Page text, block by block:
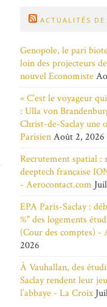
ACTUALITÉS DE
Genopole, le pari
loin des projecteurs
nouvel Economiste
« C’est le voyageur
: Ulla von
Christ-de-Saclay une
ParisienAoût 2, 2026
Recrutement spatial :
deeptech française
- Aerocontact.com
EPA Paris-Saclay :
%" des logements
(Cour des comptes) -
2026
À Vauhallan, des
Saclay rendent leur
l’abbaye - La Croix